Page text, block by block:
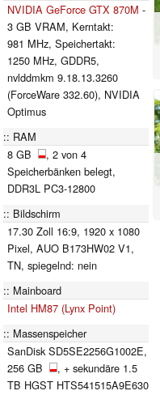
NVIDIA GeForce GTX 870M -
3 GB VRAM, Kerntakt:
981 MHz, Speichertakt:
1250 MHz, GDDR5,
nvlddmkm 9.18.13.3260
(ForceWare 332.60), NVIDIA
Optimus
RAM
8 GB
, 2 von 4
Speicherbänken belegt,
DDR3L PC3-12800
Bildschirm
17.30 Zoll 16:9, 1920 x 1080
Pixel, AUO B173HW02 V1,
TN, spiegelnd: nein
Mainboard
Intel HM87 (Lynx Point)
Massenspeicher
SanDisk SD5SE2256G1002E,
256 GB
, + sekundäre 1.5
TB HGST HTS541515A9E630